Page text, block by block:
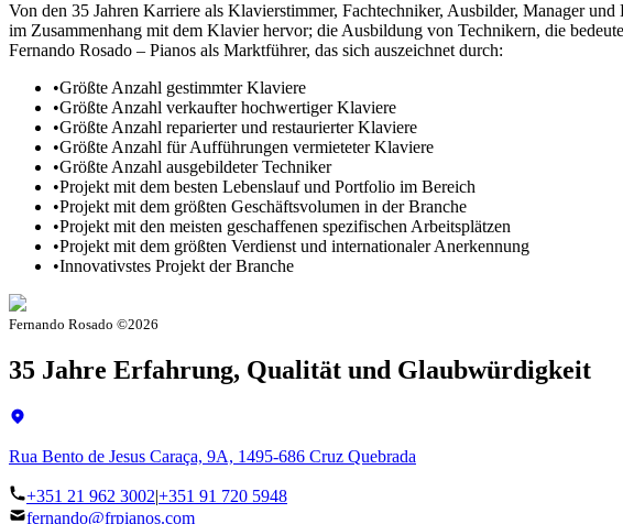
Von den 35 Jahren Karriere als Klavierstimmer, Fachtechniker, Ausbilder, Manager
im Zusammenhang mit dem Klavier hervor; die Ausbildung von Technikern, die
Fernando Rosado – Pianos als Marktführer, das sich auszeichnet durch:
•Größte Anzahl gestimmter Klaviere
•Größte Anzahl verkaufter hochwertiger Klaviere
•Größte Anzahl reparierter und restaurierter Klaviere
•Größte Anzahl für Aufführungen vermieteter Klaviere
•Größte Anzahl ausgebildeter Techniker
•Projekt mit dem besten Lebenslauf und Portfolio im Bereich
•Projekt mit dem größten Geschäftsvolumen in der Branche
•Projekt mit den meisten geschaffenen spezifischen Arbeitsplätzen
•Projekt mit dem größten Verdienst und internationaler Anerkennung
•Innovativstes Projekt der Branche
Fernando Rosado ©2026
35 Jahre Erfahrung, Qualität und Glaubwürdigkeit
Rua Bento de Jesus Caraça, 9A, 1495-686 Cruz Quebrada
+351 21 962 3002|+351 91 720 5948
fernando@frpianos.com